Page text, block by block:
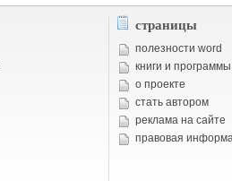
страницы
полезности word
книги и программы
о проекте
стать автором
реклама на сайте
правовая